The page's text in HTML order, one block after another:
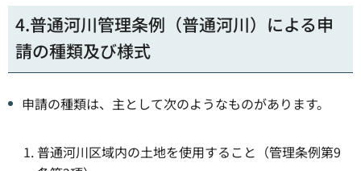
4.普通河川管理条例（普通河川）による申
請の種類及び様式
申請の種類は、主として次のようなものがあります。
普通河川区域内の土地を使用すること（管理条例第9